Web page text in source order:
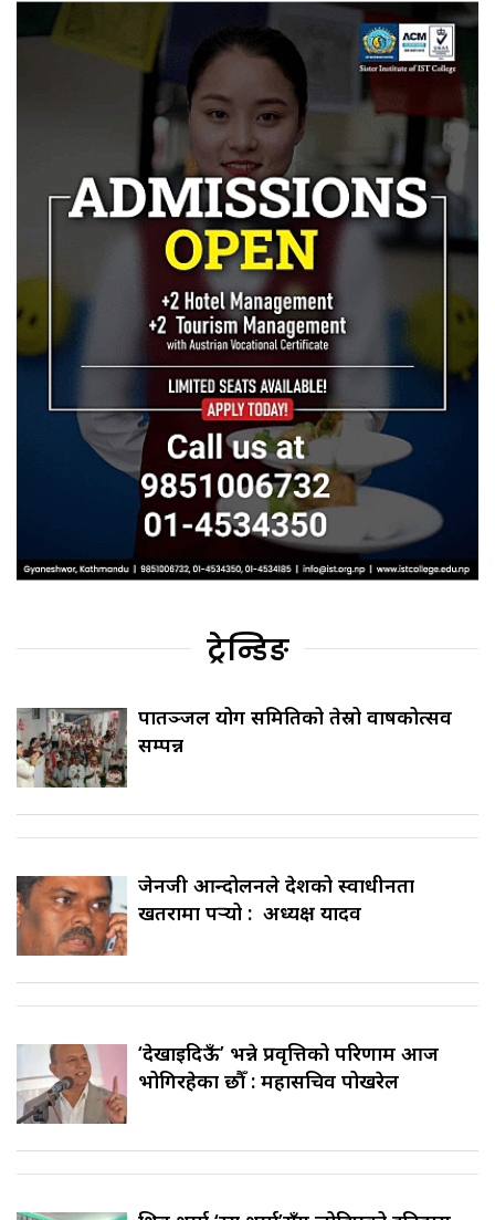
ट्रेन्डिङ
पातञ्जल योग समितिको तेस्रो वार्षिकोत्सव
सम्पन्न
जेनजी आन्दोलनले देशको स्वाधीनता
खतरामा पर्‍यो : अध्यक्ष यादव
‘देखाइदिऊँ’ भन्ने प्रवृत्तिको परिणाम आज
भोगिरहेका छौँ : महासचिव पोखरेल